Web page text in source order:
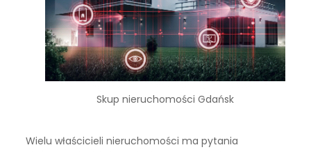
Skup nieruchomości Gdańsk
Wielu właścicieli nieruchomości ma pytania